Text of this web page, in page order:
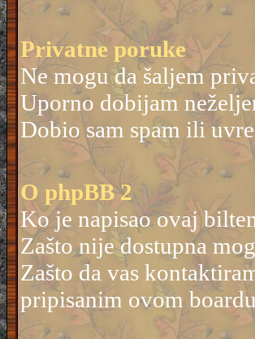
Privatne poruke
Ne mogu da šaljem
Uporno dobijam
Dobio sam spam ili
O phpBB 2
Ko je napisao ovaj
Zašto nije dostupna
Zašto da vas
pripisanim ovom